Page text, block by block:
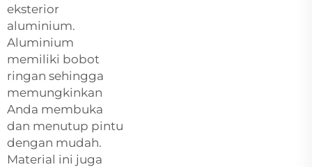
eksterior
aluminium.
Aluminium
memiliki bobot
ringan sehingga
memungkinkan
Anda membuka
dan menutup pintu
dengan mudah.
Material ini juga